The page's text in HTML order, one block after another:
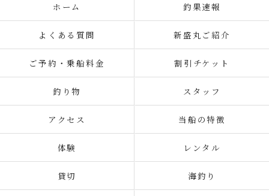
ホーム 釣果速報
よくある質問 新盛丸ご紹介
ご予約・乗船料金 割引チケット
釣り物 スタッフ
アクセス 当船の特徴
体験 レンタル
貸切 海釣り